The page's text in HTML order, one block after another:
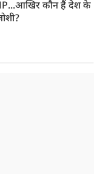
कौन हैं देश के